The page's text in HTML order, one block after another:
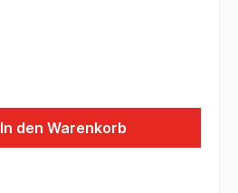
In den Warenkorb